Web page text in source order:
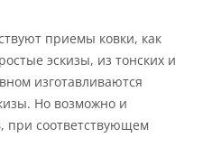
приемы ковки, как
эскизы, из тонских и
изготавливаются
Но возможно и
при соответствующем